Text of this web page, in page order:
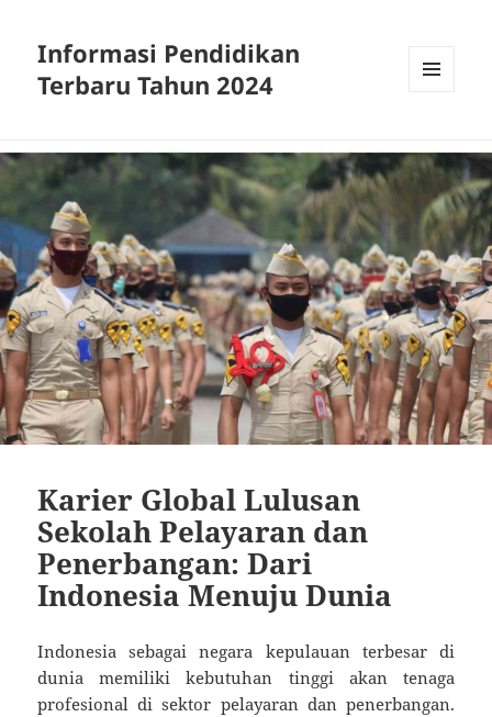
Informasi Pendidikan
Terbaru Tahun 2024
Karier Global Lulusan
Sekolah Pelayaran dan
Penerbangan: Dari
Indonesia Menuju Dunia
Indonesia sebagai negara kepulauan terbesar di
dunia memiliki kebutuhan tinggi akan tenaga
profesional di sektor pelayaran dan penerbangan.